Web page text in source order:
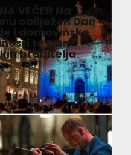
VEČER Na
obilježen Dan
i domovinske
te Dan
branitelja